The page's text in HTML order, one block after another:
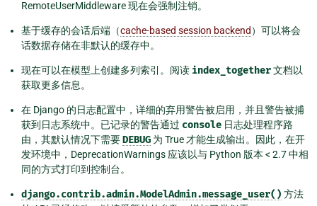
RemoteUserMiddleware 现在会强制注销。
基于缓存的会话后端（cache-based session backend）可以将会
话数据存储在非默认的缓存中。
现在可以在模型上创建多列索引。阅读 index_together文档以
获取更多信息。
在 Django 的日志配置中，详细的弃用警告被启用，并且警告被捕
获到日志系统中。已记录的警告通过 console 日志处理程序路
由，其默认情况下需要DEBUG 为 True 才能生成输出。因此，在开
发环境中，DeprecationWarnings 应该以与 Python 版本 < 2.7 中相
同的方式打印到控制台。
django.contrib.admin.ModelAdmin.message_user() 方法